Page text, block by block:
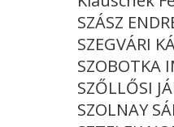
SZÁSZ
SZEGVÁRI
SZOBOTKA
SZŐLLŐSI
SZOLNAY